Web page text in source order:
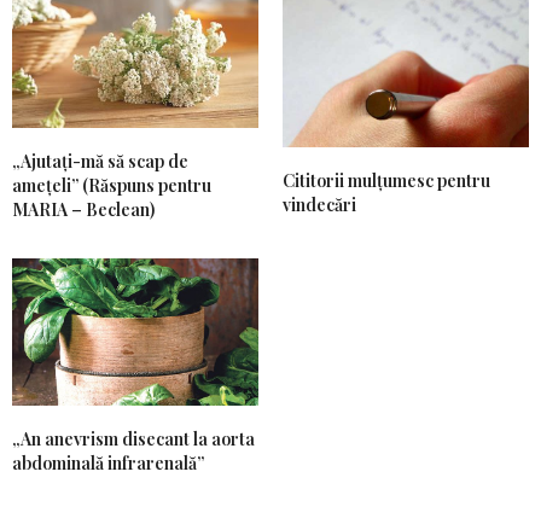
„Ajutați-mă să scap de
amețeli” (Răspuns pentru
MARIA – Beclean)
Cititorii mulțumesc pentru
vindecări
„An anevrism disecant la aorta
abdominală infrarenală”